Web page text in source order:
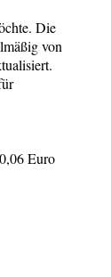
Die
von
Euro